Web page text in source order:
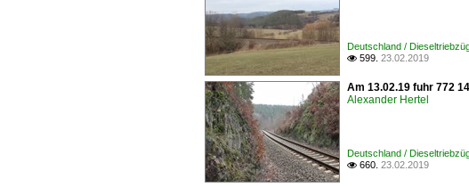
Deutschland /
 599. 23.02.2019
Am 13.02.19 fuhr 772
Alexander Hertel
Deutschland /
 660. 23.02.2019